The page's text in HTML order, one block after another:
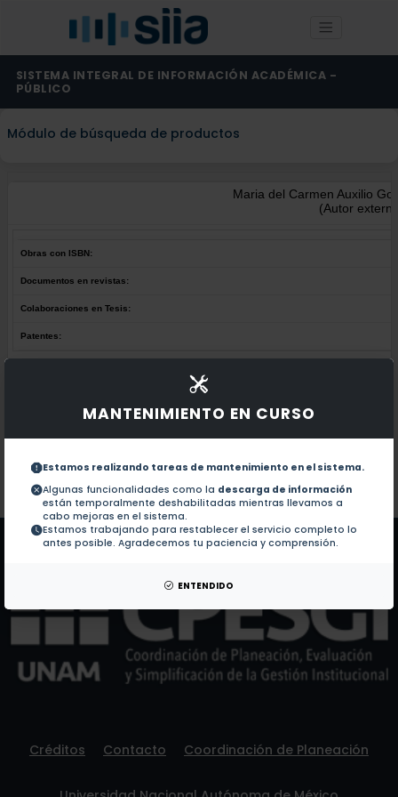
MANTENIMIENTO EN CURSO
Estamos realizando tareas de mantenimiento en el sistema.
Algunas funcionalidades como la descarga de información
están temporalmente deshabilitadas mientras llevamos a
cabo mejoras en el sistema.
Estamos trabajando para restablecer el servicio completo lo
antes posible. Agradecemos tu paciencia y comprensión.
ENTENDIDO
SISTEMA INTEGRAL DE INFORMACIÓN ACADÉMICA -
PÚBLICO
Módulo de búsqueda de productos
Maria del Carmen Auxilio
(Autor
Obras con ISBN:
Documentos en revistas:
Colaboraciones en Tesis:
Patentes:
No hay obras de este autor.
Documentos en revistas:
Colaboraciones en Tesis:
Patentes: No hay patentes de este autor.
Créditos Contacto Coordinación de Planeación